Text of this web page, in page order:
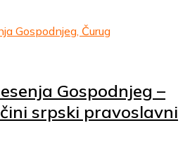
Gospodnjeg –
srpski pravoslavni